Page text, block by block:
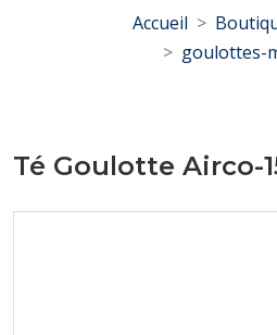
Accueil
goulottes-
Té Goulotte Airco-